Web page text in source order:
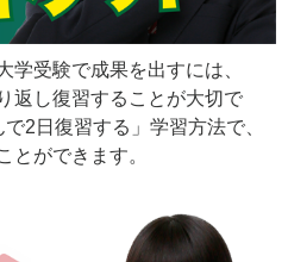
学受験で成果を出すには、
返し復習することが大切で
2日復習する」学習方法で、
とができます。